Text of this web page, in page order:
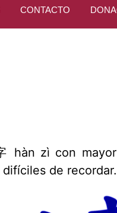
CONTACTO
hàn zì con
de recordar.